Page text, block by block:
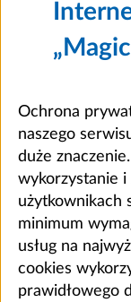
Ochrona
naszego
duże
wykorzystanie
użytkownikach
minimum
usług na
cookies
prawidłowego